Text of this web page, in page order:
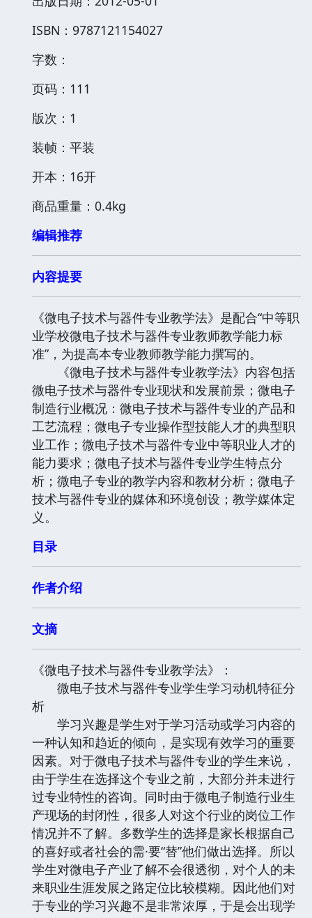
ISBN：9787121154027
字数：
页码：111
版次：1
装帧：平装
开本：16开
商品重量：0.4kg
编辑推荐
内容提要
《微电子技术与器件专业教学法》是配合“中等职
业学校微电子技术与器件专业教师教学能力标
准”，为提高本专业教师教学能力撰写的。
《微电子技术与器件专业教学法》内容包括
微电子技术与器件专业现状和发展前景；微电子
制造行业概况：微电子技术与器件专业的产品和
工艺流程；微电子专业操作型技能人才的典型职
业工作；微电子技术与器件专业中等职业人才的
能力要求；微电子技术与器件专业学生特点分
析；微电子专业的教学内容和教材分析；微电子
技术与器件专业的媒体和环境创设；教学媒体定
义。
目录
作者介绍
文摘
《微电子技术与器件专业教学法》：
微电子技术与器件专业学生学习动机特征分
析
学习兴趣是学生对于学习活动或学习内容的
一种认知和趋近的倾向，是实现有效学习的重要
因素。对于微电子技术与器件专业的学生来说，
由于学生在选择这个专业之前，大部分并未进行
过专业特性的咨询。同时由于微电子制造行业生
产现场的封闭性，很多人对这个行业的岗位工作
情况并不了解。多数学生的选择是家长根据自己
的喜好或者社会的需·要“替”他们做出选择。所以
学生对微电子产业了解不会很透彻，对个人的未
来职业生涯发展之路定位比较模糊。因此他们对
于专业的学习兴趣不是非常浓厚，于是会出现学